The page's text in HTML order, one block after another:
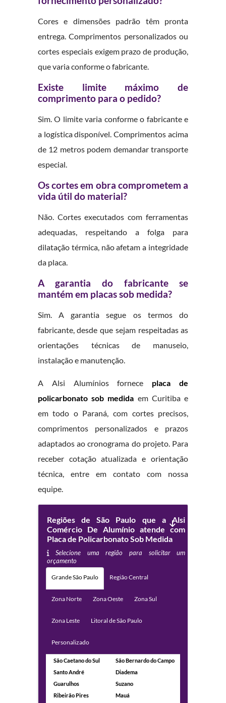
Cores e dimensões padrão têm pronta
entrega. Comprimentos personalizados ou
cortes especiais exigem prazo de produção,
que varia conforme o fabricante.
Existe limite máximo de
comprimento para o pedido?
Sim. O limite varia conforme o fabricante e
a logística disponível. Comprimentos acima
de 12 metros podem demandar transporte
especial.
Os cortes em obra comprometem a
vida útil do material?
Não. Cortes executados com ferramentas
adequadas, respeitando a folga para
dilatação térmica, não afetam a integridade
da placa.
A garantia do fabricante se
mantém em placas sob medida?
Sim. A garantia segue os termos do
fabricante, desde que sejam respeitadas as
orientações técnicas de manuseio,
instalação e manutenção.
A Alsi Alumínios fornece placa de
policarbonato sob medida em Curitiba e
em todo o Paraná, com cortes precisos,
comprimentos personalizados e prazos
adaptados ao cronograma do projeto. Para
receber cotação atualizada e orientação
técnica, entre em contato com nossa
equipe.
Regiões de São Paulo que a Alsi
Comércio De Alumínio atende com
Placa de Policarbonato Sob Medida
Selecione uma região para solicitar um
orçamento
Grande São Paulo Região Central
Zona Norte Zona Oeste Zona Sul
Zona Leste Litoral de São Paulo
Personalizado
São Caetano do Sul
São Bernardo do Campo
Santo André
Diadema
Guarulhos
Suzano
Ribeirão Pires
Mauá